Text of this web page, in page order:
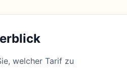
welcher Tarif zu